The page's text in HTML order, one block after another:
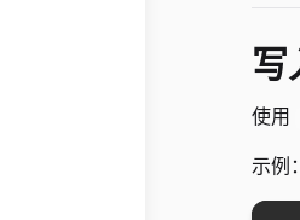
写
使用
示例